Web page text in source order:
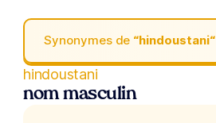
Synonymes de “hindoustani“
hindoustani
nom masculin